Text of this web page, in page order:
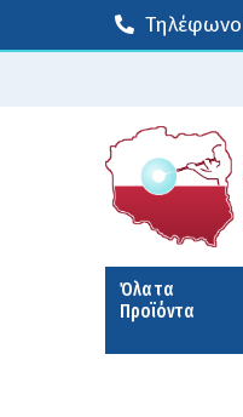
Όλα τα
Προϊόντα